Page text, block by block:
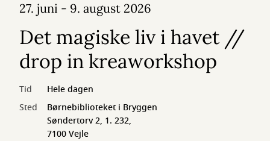
27. juni - 9. august 2026
Det magiske liv i havet //
drop in kreaworkshop
Tid
Hele dagen
Sted
Børnebiblioteket i Bryggen
Søndertorv 2, 1. 232,
7100 Vejle